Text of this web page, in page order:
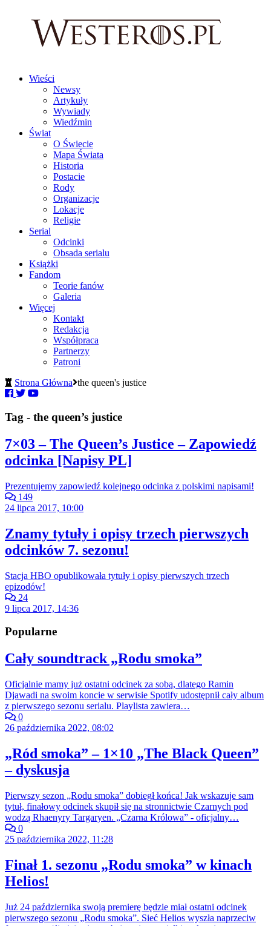
Wieści
Newsy
Artykuły
Wywiady
Wiedźmin
Świat
O Świecie
Mapa Świata
Historia
Postacie
Rody
Organizacje
Lokacje
Religie
Serial
Odcinki
Obsada serialu
Książki
Fandom
Teorie fanów
Galeria
Więcej
Kontakt
Redakcja
Współpraca
Partnerzy
Patroni
Strona Główna the queen's justice
Tag - the queen’s justice
7×03 – The Queen’s Justice – Zapowiedź
odcinka [Napisy PL]
Prezentujemy zapowiedź kolejnego odcinka z polskimi napisami!
149
24 lipca 2017, 10:00
Znamy tytuły i opisy trzech pierwszych
odcinków 7. sezonu!
Stacja HBO opublikowała tytuły i opisy pierwszych trzech
epizodów!
24
9 lipca 2017, 14:36
Popularne
Cały soundtrack „Rodu smoka”
Oficjalnie mamy już ostatni odcinek za sobą, dlatego Ramin
Djawadi na swoim koncie w serwisie Spotify udostępnił cały album
z pierwszego sezonu serialu. Playlista zawiera…
0
26 października 2022, 08:02
„Ród smoka” – 1×10 „The Black Queen”
– dyskusja
Pierwszy sezon „Rodu smoka” dobiegł końca! Jak wskazuje sam
tytuł, finałowy odcinek skupił się na stronnictwie Czarnych pod
wodzą Rhaenyry Targaryen. „Czarna Królowa” - oficjalny…
0
25 października 2022, 11:28
Finał 1. sezonu „Rodu smoka” w kinach
Helios!
Już 24 października swoją premierę będzie miał ostatni odcinek
pierwszego sezonu „Rodu smoka”. Sieć Helios wyszła naprzeciw